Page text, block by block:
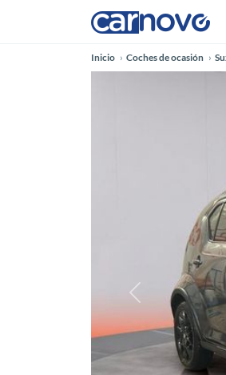
Inicio Coches de ocasión
Anterior